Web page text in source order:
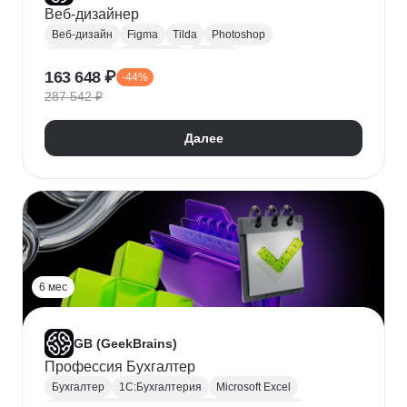
Веб-дизайнер
Веб-дизайн Figma Tilda
Photoshop
Adobe Illustrator
Лендинги
3D анимация
163 648 ₽ -44%
287 542 ₽
Далее
6 мес
GB (GeekBrains)
Профессия Бухгалтер
Бухгалтер 1С:Бухгалтерия
Microsoft Excel